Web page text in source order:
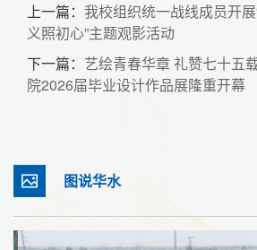
上一篇： 我校组织统一战线成员开
义照初心”主题观影活动
下一篇： 艺绘青春华章 礼赞七十
院2026届毕业设计作品展隆重开幕
图说华水